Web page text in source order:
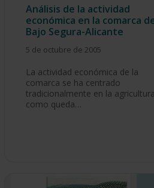
Análisis de la actividad
económica en la comarca
Bajo Segura-Alicante
5 de octubre de 2005
La actividad económica de la
comarca se ha centrado
tradicionalmente en la
como queda…